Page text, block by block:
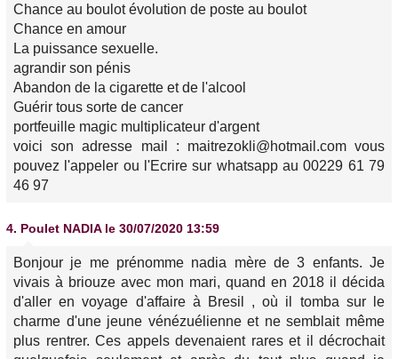
Chance au boulot évolution de poste au boulot
Chance en amour
La puissance sexuelle.
agrandir son pénis
Abandon de la cigarette et de l'alcool
Guérir tous sorte de cancer
portfeuille magic multiplicateur d'argent
voici son adresse mail : maitrezokli@hotmail.com vous
pouvez l'appeler ou l'Ecrire sur whatsapp au 00229 61 79
46 97
4. Poulet NADIA le 30/07/2020 13:59
Bonjour je me prénomme nadia mère de 3 enfants. Je
vivais à briouze avec mon mari, quand en 2018 il décida
d'aller en voyage d'affaire à Bresil , où il tomba sur le
charme d'une jeune vénézuélienne et ne semblait même
plus rentrer. Ces appels devenaient rares et il décrochait